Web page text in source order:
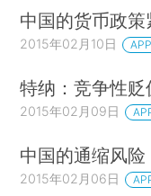
中国的货币政策
2015年02月10日
特纳：竞争性
2015年02月09日
中国的通缩风险
2015年02月06日